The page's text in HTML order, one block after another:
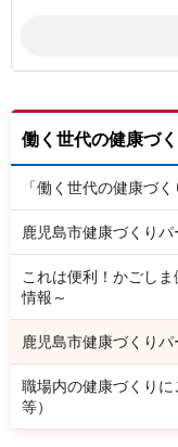
働く世代の健康づ
「働く世代の健康づ
鹿児島市健康づくり
これは便利！かごし
情報～
鹿児島市健康づくり
職場内の健康づくり
等）